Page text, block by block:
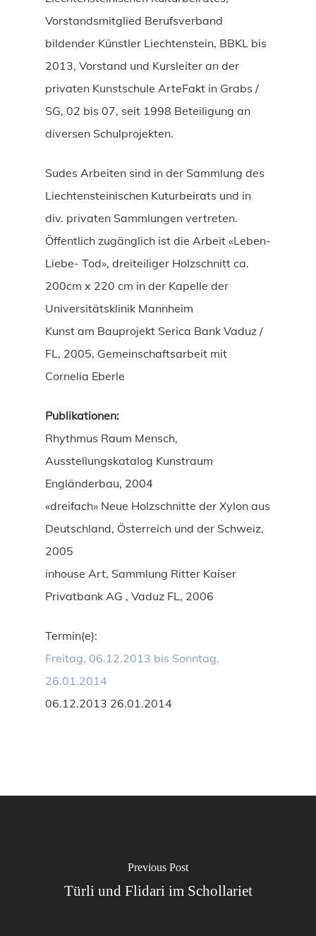
Vorstandsmitglied Berufsverband
bildender Künstler Liechtenstein, BBKL bis
2013, Vorstand und Kursleiter an der
privaten Kunstschule ArteFakt in Grabs /
SG, 02 bis 07, seit 1998 Beteiligung an
diversen Schulprojekten.
Sudes Arbeiten sind in der Sammlung des
Liechtensteinischen Kuturbeirats und in
div. privaten Sammlungen vertreten.
Öffentlich zugänglich ist die Arbeit «Leben-
Liebe- Tod», dreiteiliger Holzschnitt ca.
200cm x 220 cm in der Kapelle der
Universitätsklinik Mannheim
Kunst am Bauprojekt Serica Bank Vaduz /
FL, 2005, Gemeinschaftsarbeit mit
Cornelia Eberle
Publikationen:
Rhythmus Raum Mensch,
Ausstellungskatalog Kunstraum
Engländerbau, 2004
«dreifach» Neue Holzschnitte der Xylon aus
Deutschland, Österreich und der Schweiz,
2005
inhouse Art, Sammlung Ritter Kaiser
Privatbank AG , Vaduz FL, 2006
Termin(e):
Freitag, 06.12.2013 bis Sonntag,
26.01.2014
06.12.2013 26.01.2014
Previous Post
Türli und Flidari im Schollariet